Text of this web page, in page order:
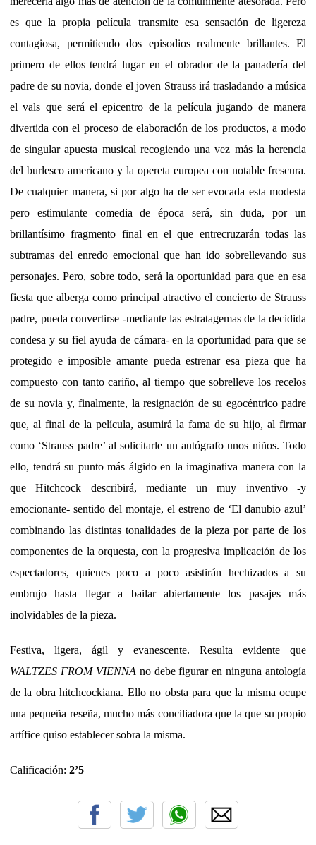
es que la propia película transmite esa sensación de ligereza
contagiosa, permitiendo dos episodios realmente brillantes. El
primero de ellos tendrá lugar en el obrador de la panadería del
padre de su novia, donde el joven Strauss irá trasladando a música
el vals que será el epicentro de la película jugando de manera
divertida con el proceso de elaboración de los productos, a modo
de singular apuesta musical recogiendo una vez más la herencia
del burlesco americano y la opereta europea con notable frescura.
De cualquier manera, si por algo ha de ser evocada esta modesta
pero estimulante comedia de época será, sin duda, por un
brillantísimo fragmento final en el que entrecruzarán todas las
subtramas del enredo emocional que han ido sobrellevando sus
personajes. Pero, sobre todo, será la oportunidad para que en esa
fiesta que alberga como principal atractivo el concierto de Strauss
padre, pueda convertirse -mediante las estratagemas de la decidida
condesa y su fiel ayuda de cámara- en la oportunidad para que se
protegido e imposible amante pueda estrenar esa pieza que ha
compuesto con tanto cariño, al tiempo que sobrelleve los recelos
de su novia y, finalmente, la resignación de su egocéntrico padre
que, al final de la película, asumirá la fama de su hijo, al firmar
como ‘Strauss padre’ al solicitarle un autógrafo unos niños. Todo
ello, tendrá su punto más álgido en la imaginativa manera con la
que Hitchcock describirá, mediante un muy inventivo -y
emocionante- sentido del montaje, el estreno de ‘El danubio azul’
combinando las distintas tonalidades de la pieza por parte de los
componentes de la orquesta, con la progresiva implicación de los
espectadores, quienes poco a poco asistirán hechizados a su
embrujo hasta llegar a bailar abiertamente los pasajes más
inolvidables de la pieza.
Festiva, ligera, ágil y evanescente. Resulta evidente que
WALTZES FROM VIENNA no debe figurar en ninguna antología
de la obra hitchcockiana. Ello no obsta para que la misma ocupe
una pequeña reseña, mucho más conciliadora que la que su propio
artífice quiso establecer sobra la misma.
Calificación: 2’5